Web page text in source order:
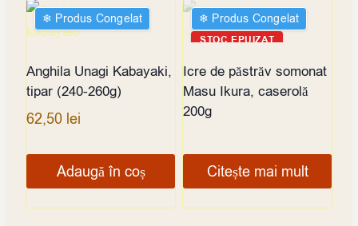
❄︎ Produs Congelat
Anghila Unagi Kabayaki,
tipar (240-260g)
62,50 lei
Adaugă în coș
❄︎ Produs Congelat
STOC EPUIZAT
Icre de păstrăv somonat
Masu Ikura, caserolă
200g
Citește mai mult